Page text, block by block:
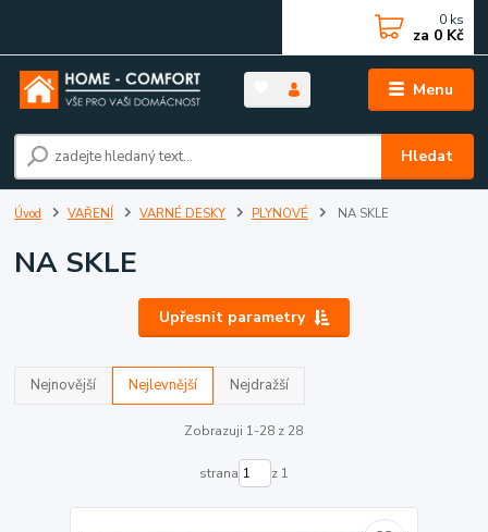
Menu
Hledat
0 ks
za 0 Kč
Úvod VAŘENÍ VARNÉ DESKY PLYNOVÉ NA SKLE
NA SKLE
Upřesnit parametry
Nejnovější Nejlevnější Nejdražší
Zobrazuji 1-28 z 28
strana z 1